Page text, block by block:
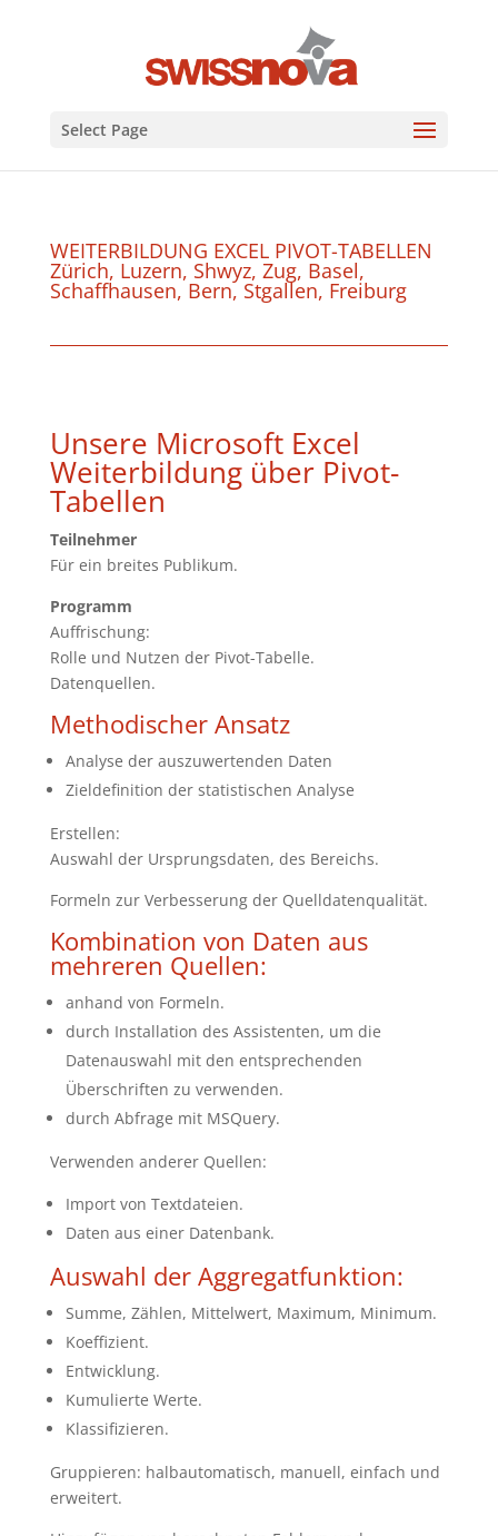
Select Page
WEITERBILDUNG EXCEL PIVOT-TABELLEN
Zürich, Luzern, Shwyz, Zug, Basel,
Schaffhausen, Bern, Stgallen, Freiburg
Unsere Microsoft Excel
Weiterbildung über Pivot-
Tabellen
Teilnehmer
Für ein breites Publikum.
Programm
Auffrischung:
Rolle und Nutzen der Pivot-Tabelle.
Datenquellen.
Methodischer Ansatz
Analyse der auszuwertenden Daten
Zieldefinition der statistischen Analyse
Erstellen:
Auswahl der Ursprungsdaten, des Bereichs.
Formeln zur Verbesserung der Quelldatenqualität.
Kombination von Daten aus
mehreren Quellen:
anhand von Formeln.
durch Installation des Assistenten, um die
Datenauswahl mit den entsprechenden
Überschriften zu verwenden.
durch Abfrage mit MSQuery.
Verwenden anderer Quellen:
Import von Textdateien.
Daten aus einer Datenbank.
Auswahl der Aggregatfunktion:
Summe, Zählen, Mittelwert, Maximum, Minimum.
Koeffizient.
Entwicklung.
Kumulierte Werte.
Klassifizieren.
Gruppieren: halbautomatisch, manuell, einfach und
erweitert.